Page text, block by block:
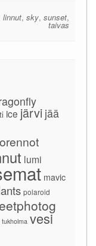
linnut,sky,sunset,
taivas
ice järvi jää
lumi
mavic
polaroid
tukholma vesi